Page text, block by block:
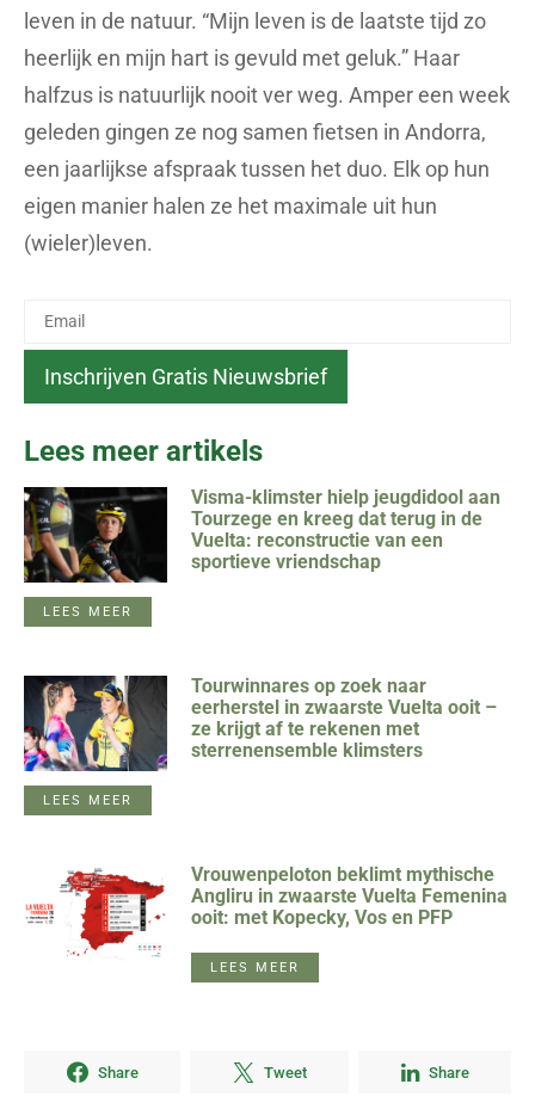
leven in de natuur. “Mijn leven is de laatste tijd zo
heerlijk en mijn hart is gevuld met geluk.” Haar
halfzus is natuurlijk nooit ver weg. Amper een week
geleden gingen ze nog samen fietsen in Andorra,
een jaarlijkse afspraak tussen het duo. Elk op hun
eigen manier halen ze het maximale uit hun
(wieler)leven.
Lees meer artikels
Visma-klimster hielp jeugdidool aan
Tourzege en kreeg dat terug in de
Vuelta: reconstructie van een
sportieve vriendschap
LEES MEER
Tourwinnares op zoek naar
eerherstel in zwaarste Vuelta ooit –
ze krijgt af te rekenen met
sterrenensemble klimsters
LEES MEER
Vrouwenpeloton beklimt mythische
Angliru in zwaarste Vuelta Femenina
ooit: met Kopecky, Vos en PFP
LEES MEER
Share Tweet Share